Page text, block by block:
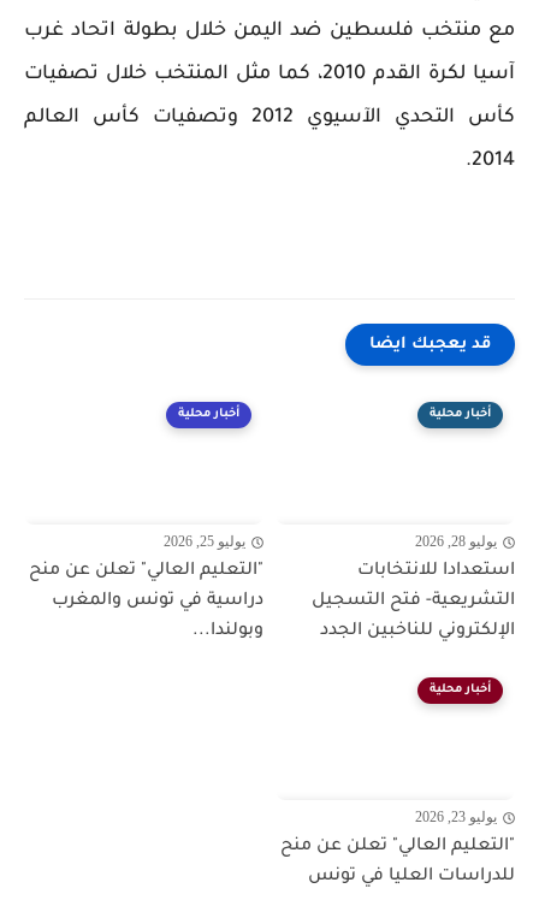
مع منتخب فلسطين ضد اليمن خلال بطولة اتحاد غرب
آسيا لكرة القدم 2010، كما مثل المنتخب خلال تصفيات
كأس التحدي الآسيوي 2012 وتصفيات كأس العالم
2014.
قد يعجبك ايضا
أخبار محلية
يوليو 28, 2026
استعدادا للانتخابات
التشريعية- فتح التسجيل
الإلكتروني للناخبين الجدد
أخبار محلية
يوليو 25, 2026
"التعليم العالي" تعلن عن منح
دراسية في تونس والمغرب
وبولندا...
أخبار محلية
يوليو 23, 2026
"التعليم العالي" تعلن عن منح
للدراسات العليا في تونس